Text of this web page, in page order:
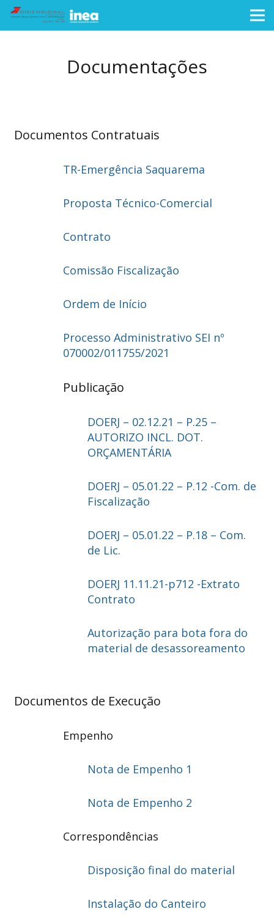
Documentações
Documentos Contratuais
TR-Emergência Saquarema
Proposta Técnico-Comercial
Contrato
Comissão Fiscalização
Ordem de Início
Processo Administrativo SEI nº
070002/011755/2021
Publicação
DOERJ – 02.12.21 – P.25 –
AUTORIZO INCL. DOT.
ORÇAMENTÁRIA
DOERJ – 05.01.22 – P.12 -Com. de
Fiscalização
DOERJ – 05.01.22 – P.18 – Com.
de Lic.
DOERJ 11.11.21-p712 -Extrato
Contrato
Autorização para bota fora do
material de desassoreamento
Documentos de Execução
Empenho
Nota de Empenho 1
Nota de Empenho 2
Correspondências
Disposição final do material
Instalação do Canteiro